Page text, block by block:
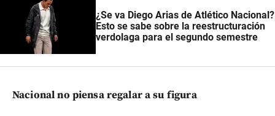
¿Se va Diego Arias de Atlético Nacional?
Esto se sabe sobre la reestructuración
verdolaga para el segundo semestre
Nacional no piensa regalar a su figura